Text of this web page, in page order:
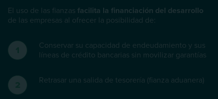
El uso de las fianzas facilita la financiación del desarrollo
de las empresas al ofrecer la posibilidad de:
Conservar su capacidad de endeudamiento y sus
líneas de crédito bancarias sin movilizar garantías
Retrasar una salida de tesorería (fianza aduanera)